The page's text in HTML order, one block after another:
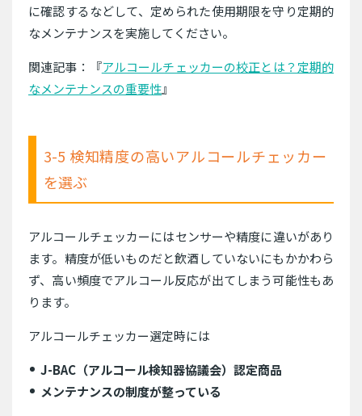
に確認するなどして、定められた使用期限を守り定期的
なメンテナンスを実施してください。
関連記事：『アルコールチェッカーの校正とは？定期的
なメンテナンスの重要性』
3-5 検知精度の高いアルコールチェッカー
を選ぶ
アルコールチェッカーにはセンサーや精度に違いがあり
ます。精度が低いものだと飲酒していないにもかかわら
ず、高い頻度でアルコール反応が出てしまう可能性もあ
ります。
アルコールチェッカー選定時には
J-BAC（アルコール検知器協議会）認定商品
メンテナンスの制度が整っている